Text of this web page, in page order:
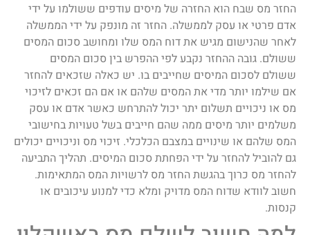
החזר מס שבח הוא החזרה של מיסים עודפים ששולמו על ידי
אדם פרטי או עסק לממשלה. החזר זה מונפק על ידי הממשלה
לאחר שהנישום מגיש את דוח המס שלו ומחושב סכום המסים
ששולם. גובה ההחזר נקבע לפי ההפרש בין סכום המסים
ששולם לסכום המיסים שחייבים בו. יש כאלה שזכאים להחזר
אם שילמו יותר מדי את המסים שלהם או אם הם זכאים לזיכוי
מס או ניכויים תשלום יתר יכול להתרחש כאשר אדם או עסק
משלמים יותר מיסים ממה שהם חייבים בשל טעויות בחישובי
המס שלהם או שינויים במצבם הכלכלי. זיכוי מס וניכויים יכולים
גם להוביל להחזר על ידי הפחתת סכום המיסים. תהליך התביעה
להחזר מס כרוך בהגשת החזר מס לרשויות המס המתאימות.
חשוב לוודא שדוח המס מדויק ומלא כדי למנוע עיכובים או
קנסות.